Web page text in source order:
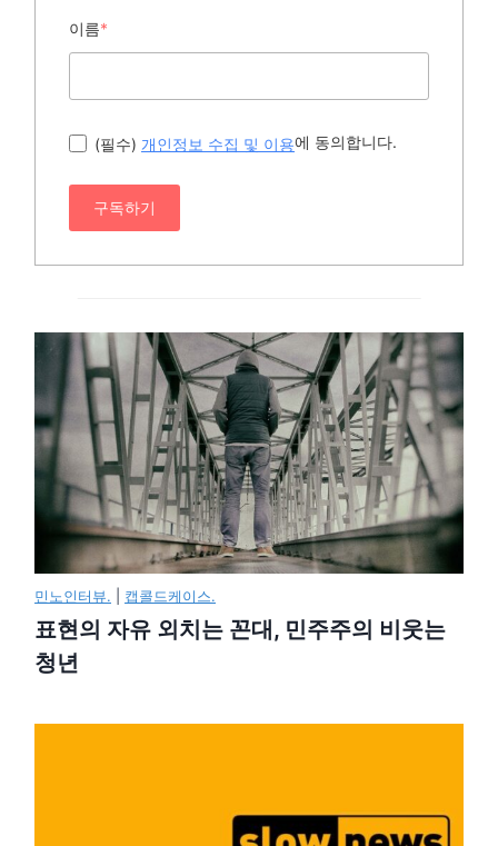
이름*
(필수) 개인정보 수집 및 이용에 동의합니다.
구독하기
민노인터뷰. 캡콜드케이스.
표현의 자유 외치는 꼰대, 민주주의 비웃는
청년